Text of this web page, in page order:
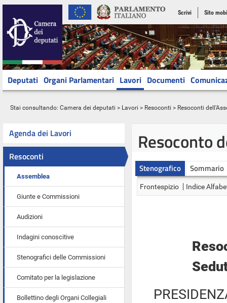
Scrivi Sito
Deputati Organi Parlamentari Lavori Documenti
Stai consultando: Camera dei deputati > Lavori > Resoconti > Resoconti
Agenda dei Lavori
Resoconti
Assemblea
Giunte e Commissioni
Audizioni
Indagini conoscitive
Stenografici delle Commissioni
Comitato per la legislazione
Bollettino degli Organi Collegiali
Resoconto
Stenografico Sommario
Frontespizio Indice